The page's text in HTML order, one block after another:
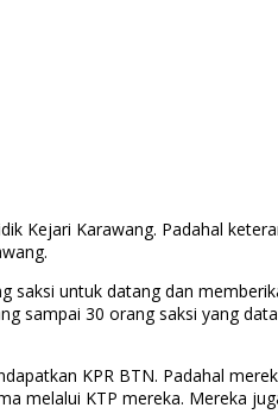
Kejari Karawang. Padahal
saksi untuk datang dan
sampai 30 orang saksi yang
KPR BTN. Padahal
melalui KTP mereka. Mereka